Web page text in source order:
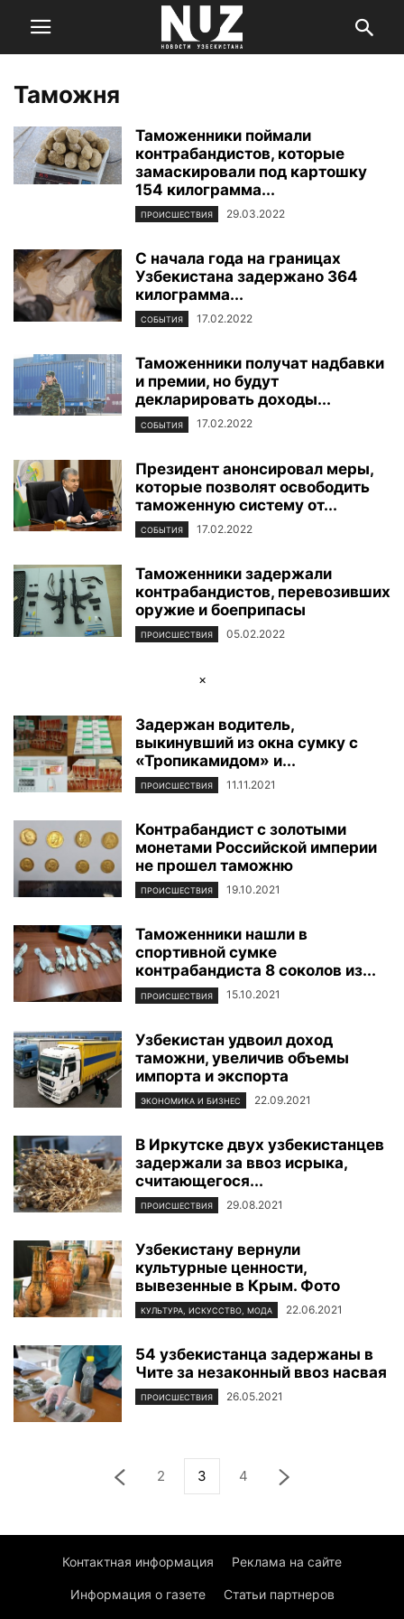
Таможня
Таможенники поймали
контрабандистов, которые
замаскировали под картошку
154 килограмма...
ПРОИСШЕСТВИЯ 29.03.2022
С начала года на границах
Узбекистана задержано 364
килограмма...
СОБЫТИЯ 17.02.2022
Таможенники получат надбавки
и премии, но будут
декларировать доходы...
СОБЫТИЯ 17.02.2022
Президент анонсировал меры,
которые позволят освободить
таможенную систему от...
СОБЫТИЯ 17.02.2022
Таможенники задержали
контрабандистов, перевозивших
оружие и боеприпасы
ПРОИСШЕСТВИЯ 05.02.2022
×
Задержан водитель,
выкинувший из окна сумку с
«Тропикамидом» и...
ПРОИСШЕСТВИЯ 11.11.2021
Контрабандист с золотыми
монетами Российской империи
не прошел таможню
ПРОИСШЕСТВИЯ 19.10.2021
Таможенники нашли в
спортивной сумке
контрабандиста 8 соколов из...
ПРОИСШЕСТВИЯ 15.10.2021
Узбекистан удвоил доход
таможни, увеличив объемы
импорта и экспорта
ЭКОНОМИКА И БИЗНЕС 22.09.2021
В Иркутске двух узбекистанцев
задержали за ввоз исрыка,
считающегося...
ПРОИСШЕСТВИЯ 29.08.2021
Узбекистану вернули
культурные ценности,
вывезенные в Крым. Фото
КУЛЬТУРА, ИСКУССТВО, МОДА 22.06.2021
54 узбекистанца задержаны в
Чите за незаконный ввоз насвая
ПРОИСШЕСТВИЯ 26.05.2021
2 3 4
Контактная информация Реклама на сайте
Информация о газете Статьи партнеров